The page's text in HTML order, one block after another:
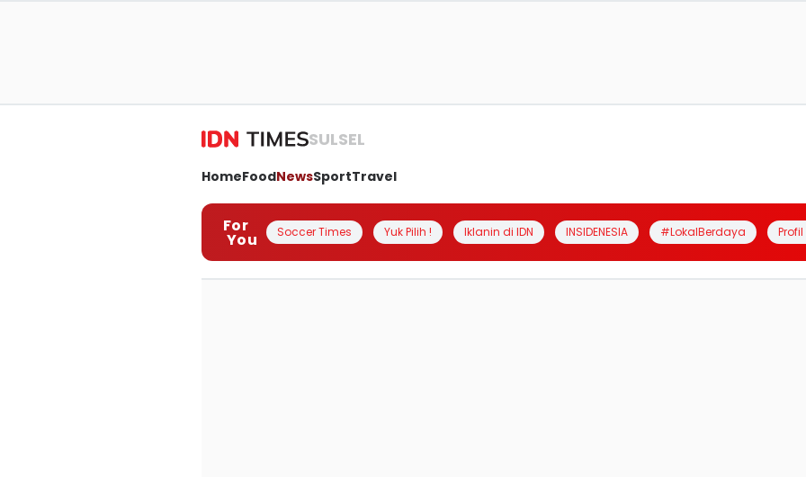
SULSEL
HomeFoodNewsSportTravel
For
You Soccer Times Yuk Pilih ! Iklanin di IDN INSIDENESIA #LokalBerdaya